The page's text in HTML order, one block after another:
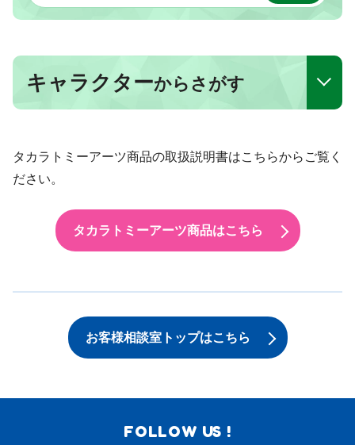
キャラクターからさがす
タカラトミーアーツ商品の取扱説明書はこちらからご覧く
ださい。
タカラトミーアーツ商品はこちら
お客様相談室トップはこちら
FOLLOW US !